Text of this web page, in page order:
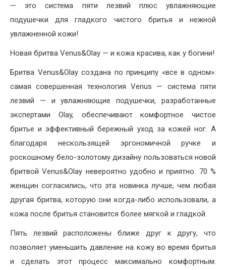
— это система пяти лезвий плюс увлажняющие
подушечки для гладкого чистого бритья и нежной
увлажненной кожи!
Новая бритва Venus&Olay — и кожа красива, как у богини!
Бритва Venus&Olay создана по принципу «все в одном»:
самая совершенная технология Venus — система пяти
лезвий — и увлажняющие подушечки, разработанные
экспертами Olay, обеспечивают комфортное чистое
бритье и эффективный бережный уход за кожей ног. А
благодаря нескользящей эргономичной ручке и
роскошному бело-золотому дизайну пользоваться новой
бритвой Venus&Olay невероятно удобно и приятно. 70 %
женщин согласились, что эта новинка лучше, чем любая
другая бритва, которую они когда-либо использовали, а
кожа после бритья становится более мягкой и гладкой.
Пять лезвий расположены ближе друг к другу, что
позволяет уменьшить давление на кожу во время бритья
и сделать этот процесс максимально комфортным.